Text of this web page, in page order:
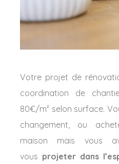
Votre projet de
coordination de
80€/m² selon surface.
changement, ou
maison mais vous
vous projeter dans